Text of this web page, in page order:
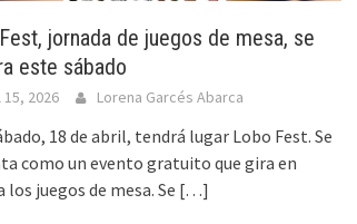
jornada de juegos de mesa, se
este sábado
15, 2026 Lorena Garcés Abarca
18 de abril, tendrá lugar Lobo Fest. Se
como un evento gratuito que gira en
los juegos de mesa. Se […]